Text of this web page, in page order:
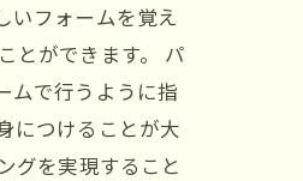
いフォームを覚え
とができます。 パ
ムで行うように指
につけることが大
グを実現すること